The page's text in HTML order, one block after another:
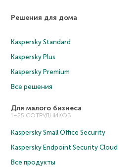
Решения для дома
Kaspersky Standard
Kaspersky Plus
Kaspersky Premium
Все решения
Для малого бизнеса
1–25 СОТРУДНИКОВ
Kaspersky Small Office Security
Kaspersky Endpoint Security Cloud
Все продукты